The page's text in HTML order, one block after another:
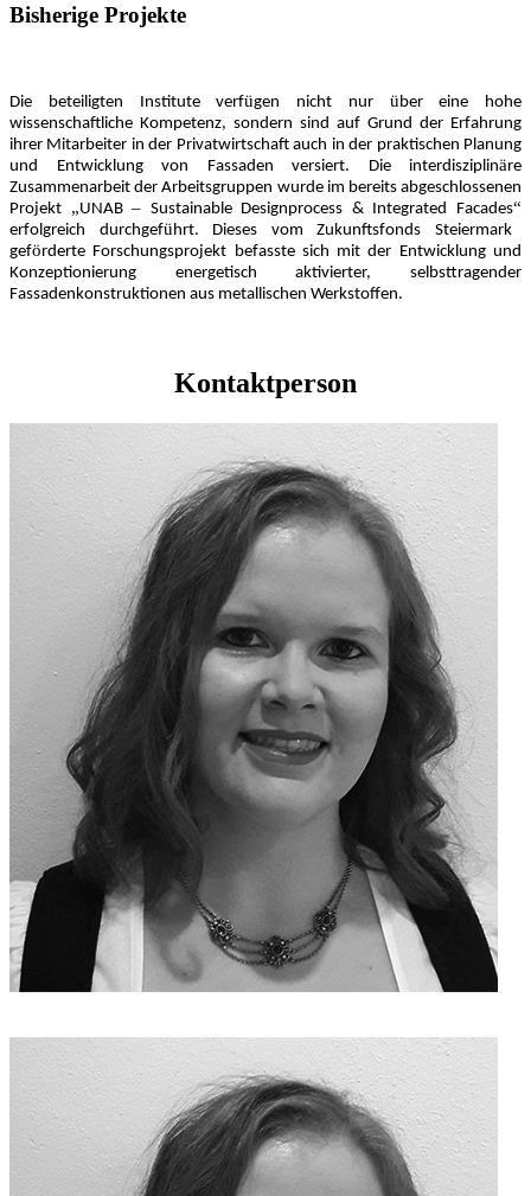
Bisherige Projekte
Die beteiligten Institute verfügen nicht nur über eine hohe
wissenschaftliche Kompetenz, sondern sind auf Grund der Erfahrung
ihrer Mitarbeiter in der Privatwirtschaft auch in der praktischen Planung
und Entwicklung von Fassaden versiert. Die interdisziplinäre
Zusammenarbeit der Arbeitsgruppen wurde im bereits abgeschlossenen
Projekt „UNAB– Sustainable Designprocess & Integrated Facades“
erfolgreich durchgeführt. Dieses vom Zukunftsfonds Steiermark
geförderte Forschungsprojekt befasste sich mit der Entwicklung und
Konzeptionierung energetisch aktivierter, selbsttragender
Fassadenkonstruktionen aus metallischen Werkstoffen.
Kontaktperson